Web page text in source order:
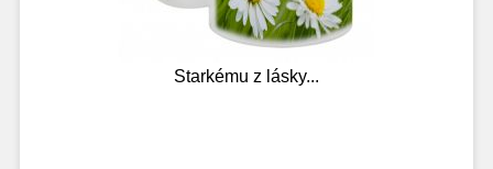
Starkému z lásky...